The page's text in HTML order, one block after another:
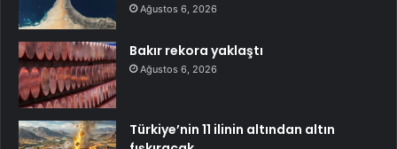
Ağustos 6, 2026
Bakır rekora yaklaştı
Ağustos 6, 2026
Türkiye’nin 11 ilinin altından altın